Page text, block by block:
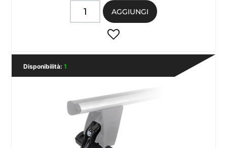
Quantità
AGGIUNGI
Disponibilità: 1